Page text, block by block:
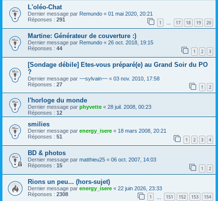
L'oléo-Chat
Dernier message par Remundo « 01 mai 2020, 20:21
Réponses : 291 1 … 17 18 19 20
Martine: Générateur de couverture :)
Dernier message par Remundo « 26 oct. 2018, 19:15
Réponses : 44 1 2 3
[Sondage débile] Etes-vous préparé(e) au Grand Soir du PO
?
Dernier message par ~~sylvain~~ « 03 nov. 2010, 17:58
Réponses : 27 1 2
l'horloge du monde
Dernier message par phyvette « 28 juil. 2008, 00:23
Réponses : 12
smilies
Dernier message par energy_isere « 18 mars 2008, 20:21
Réponses : 51 1 2 3 4
BD & photos
Dernier message par matthieu25 « 06 oct. 2007, 14:03
Réponses : 15 1 2
Rions un peu... (hors-sujet)
Dernier message par energy_isere « 22 juin 2026, 23:33
Réponses : 2308 1 151 152 153 154